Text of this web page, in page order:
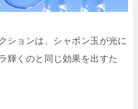
ションは、シャボン玉が光に
輝くのと同じ効果を出すた